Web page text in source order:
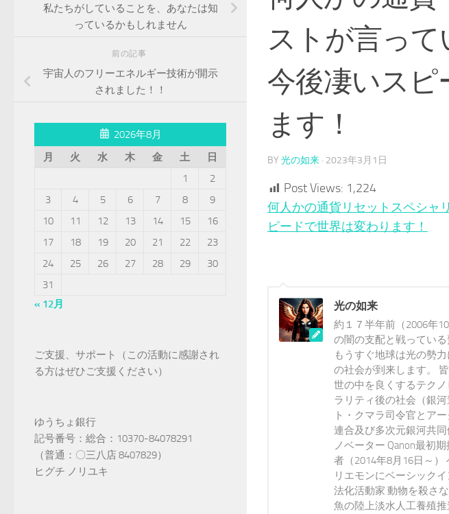
ストが言っ
今後凄いスピ
ます！
BY 光の如来 · 2023年3月1日
Post Views: 1,224
何人かの通貨リセットスペシャ
ピードで世界は変わります！
光の如来
約１７半年前（2006年
の闇の支配と戦ってい
もうすぐ地球は光の勢
の社会が到来します。
世の中を良くするテク
ラリティ後の社会（銀
ト・クマラ司令官とア
連合及び多次元銀河共
ノベーター Qanon最初
者（2014年8月16日～
リエモンにベーシック
法化活動家 動物を殺さ
魚の陸上淡水人工養殖
私たちがしていることを、あなたは知
っているかもしれません
前の記事
宇宙人のフリーエネルギー技術が開示
されました！！
2026年8月
月
火 水 木 金 土
日
1
2
3
4 5 6 7 8
9
10
11 12 13 14 15
16
17
18 19 20 21 22
23
24
25 26 27 28 29
30
31
« 12月
ご支援、サポート（この活動に感謝され
る方はぜひご支援ください）
ゆうちょ銀行
記号番号：総合：10370-84078291
（普通：〇三八店 8407829）
ヒグチ ノリユキ